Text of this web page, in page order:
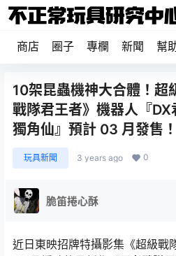
商店 圈子 專欄 新聞 幫
10架昆蟲機神大合體！超
戰隊君王者》機器人『
獨角仙』預計 03 月發售！
玩具新聞 3 years ago 0
脆笛捲心酥
近日東映招牌特攝影集《超級